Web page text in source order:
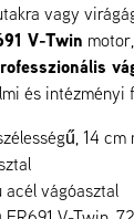
vagy
V-Twin
és intézményi
14
acél vágóasztal